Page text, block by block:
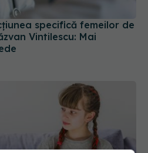
specifică femeilor de
Vintilescu: Mai